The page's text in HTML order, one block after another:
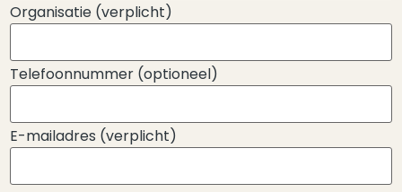
Organisatie (verplicht)
Telefoonnummer (optioneel)
E-mailadres (verplicht)